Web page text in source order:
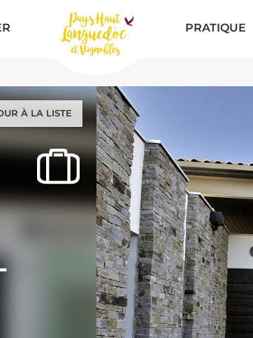
PRATIQUE
À LA LISTE